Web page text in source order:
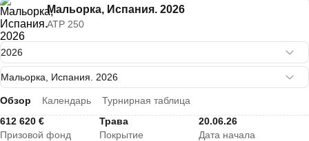
Мальорка, Испания. 2026
ATP 250
Обзор Календарь
Турнирная таблица
612 620 €
Призовой фонд
Трава
Покрытие
20.06.26
Дата начала